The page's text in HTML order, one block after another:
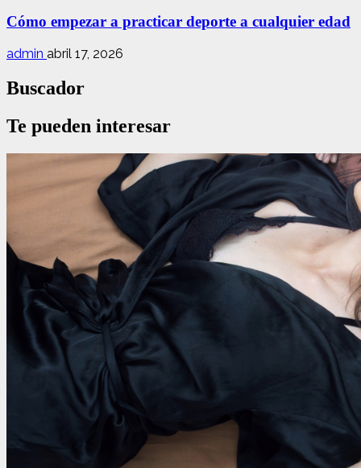
Cómo empezar a practicar deporte a cualquier edad
admin abril 17, 2026
Buscador
Te pueden interesar